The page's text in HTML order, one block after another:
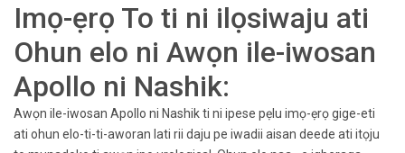
Imọ-ẹrọ To ti ni ilọsiwaju ati
Ohun elo ni Awọn ile-iwosan
Apollo ni Nashik:
Awọn ile-iwosan Apollo ni Nashik ti ni ipese pẹlu imọ-ẹrọ gige-eti
ati ohun elo-ti-ti-aworan lati rii daju pe iwadii aisan deede ati itọju